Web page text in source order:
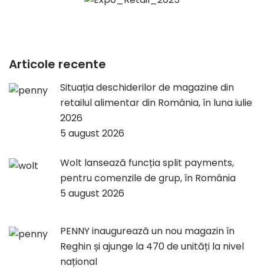
Articole recente
Situația deschiderilor de magazine din
retailul alimentar din România, în luna iulie
2026
5 august 2026
Wolt lansează funcția split payments,
pentru comenzile de grup, în România
5 august 2026
PENNY inaugurează un nou magazin în
Reghin și ajunge la 470 de unități la nivel
național